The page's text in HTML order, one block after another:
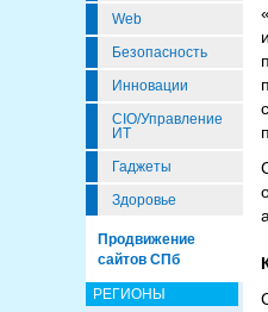
Web
Безопасность
Инновации
CIO/Управление
ИТ
Гаджеты
Здоровье
Продвижение
сайтов СПб
РЕГИОНЫ